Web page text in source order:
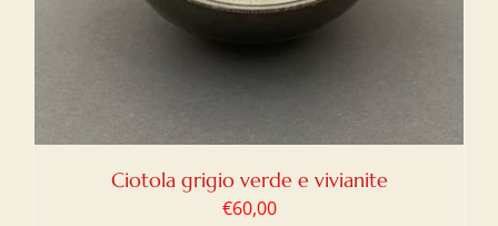
Ciotola grigio verde e vivianite
€60,00